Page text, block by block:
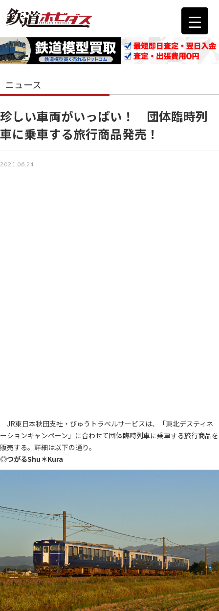
ニュース
珍しい車両がいっぱい！ 団体臨時列
車に乗車する旅行商品発売！
2021.06.24
JR東日本秋田支社・びゅうトラベルサービスは、「東北デスティネ
ーションキャンペーン」に合わせて団体臨時列車に乗車する旅行商品を
販売する。詳細は以下の通り。
◎つがるShu＊Kura